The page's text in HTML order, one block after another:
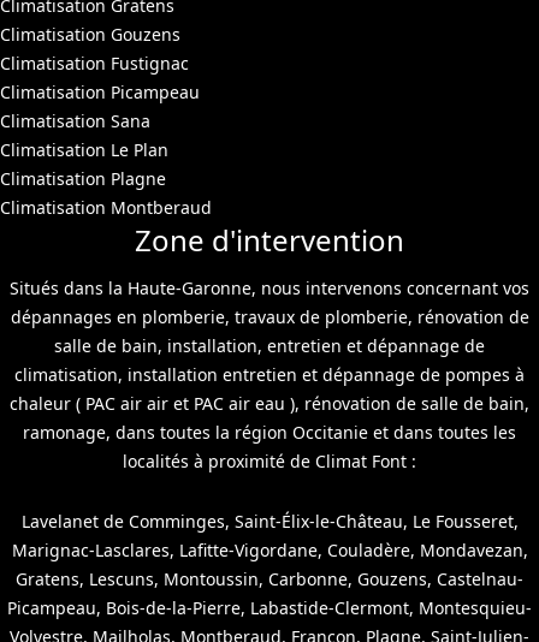
Climatisation Gratens
Climatisation Gouzens
Climatisation Fustignac
Climatisation Picampeau
Climatisation Sana
Climatisation Le Plan
Climatisation Plagne
Climatisation Montberaud
Zone d'intervention
Situés dans la Haute-Garonne, nous intervenons concernant vos
dépannages en plomberie, travaux de plomberie, rénovation de
salle de bain, installation, entretien et dépannage de
climatisation, installation entretien et dépannage de pompes à
chaleur ( PAC air air et PAC air eau ), rénovation de salle de bain,
ramonage, dans toutes la région Occitanie et dans toutes les
localités à proximité de Climat Font :
Lavelanet de Comminges, Saint-Élix-le-Château, Le Fousseret,
Marignac-Lasclares, Lafitte-Vigordane, Couladère, Mondavezan,
Gratens, Lescuns, Montoussin, Carbonne, Gouzens, Castelnau-
Picampeau, Bois-de-la-Pierre, Labastide-Clermont, Montesquieu-
Volvestre, Mailholas, Montberaud, Francon, Plagne, Saint-Julien-